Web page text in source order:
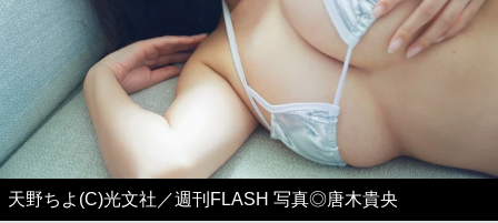
天野ちよ(C)光文社／週刊FLASH 写真◎唐木貴央